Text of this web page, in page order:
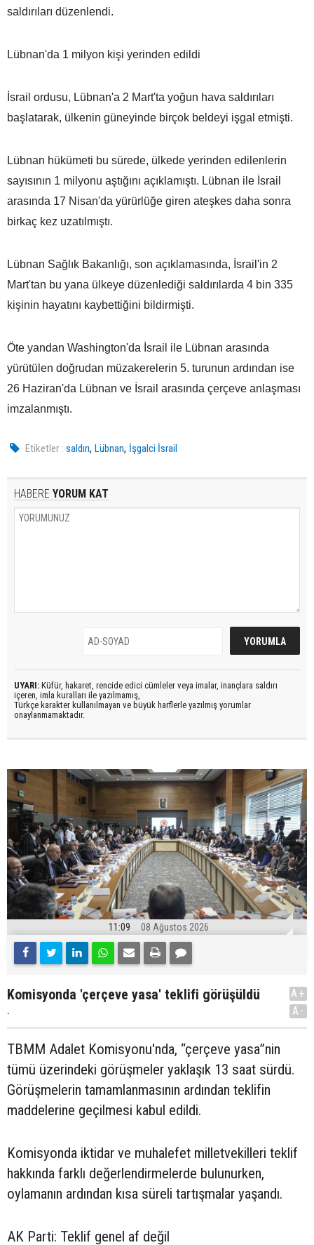
saldırıları düzenlendi.
Lübnan'da 1 milyon kişi yerinden edildi
İsrail ordusu, Lübnan'a 2 Mart'ta yoğun hava saldırıları
başlatarak, ülkenin güneyinde birçok beldeyi işgal etmişti.
Lübnan hükümeti bu sürede, ülkede yerinden edilenlerin
sayısının 1 milyonu aştığını açıklamıştı. Lübnan ile İsrail
arasında 17 Nisan'da yürürlüğe giren ateşkes daha sonra
birkaç kez uzatılmıştı.
Lübnan Sağlık Bakanlığı, son açıklamasında, İsrail'in 2
Mart'tan bu yana ülkeye düzenlediği saldırılarda 4 bin 335
kişinin hayatını kaybettiğini bildirmişti.
Öte yandan Washington'da İsrail ile Lübnan arasında
yürütülen doğrudan müzakerelerin 5. turunun ardından ise
26 Haziran'da Lübnan ve İsrail arasında çerçeve anlaşması
imzalanmıştı.
Etiketler : saldırı,Lübnan, İşgalci İsrail
HABERE YORUM KAT
UYARI: Küfür, hakaret, rencide edici cümleler veya imalar, inançlara saldırı
içeren, imla kuralları ile yazılmamış,
Türkçe karakter kullanılmayan ve büyük harflerle yazılmış yorumlar
onaylanmamaktadır.
11:09 08 Ağustos 2026
Komisyonda 'çerçeve yasa' teklifi görüşüldü
.
A+
A-
TBMM Adalet Komisyonu'nda, “çerçeve yasa”nin
tümü üzerindeki görüşmeler yaklaşık 13 saat sürdü.
Görüşmelerin tamamlanmasının ardından teklifin
maddelerine geçilmesi kabul edildi.
Komisyonda iktidar ve muhalefet milletvekilleri teklif
hakkında farklı değerlendirmelerde bulunurken,
oylamanın ardından kısa süreli tartışmalar yaşandı.
AK Parti: Teklif genel af değil